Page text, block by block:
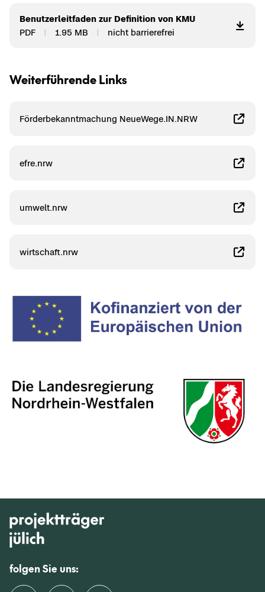
Be­nut­zer­leit­fa­den zur De­fi­ni­ti­on von KMU
PDF
1.95 MB nicht bar­rie­re­frei
Wei­ter­füh­ren­de Links
För­der­be­kannt­ma­chung Neu­e­We­ge.IN.NRW
efre.nrw
um­welt.nrw
wirt­schaft.nrw
folgen Sie uns: